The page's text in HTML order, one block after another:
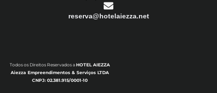
reserva@hotelaiezza.net
Todos os Direitos Reservados aHOTEL AIEZZA
Aiezza Empreendimentos & Serviços LTDA
CNPJ: 02.381.915/0001-10